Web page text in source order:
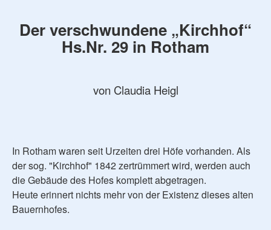
Der verschwundene „Kirchhof“
Hs.Nr. 29 in Rotham
von Claudia Heigl
In Rotham waren seit Urzeiten drei Höfe vorhanden. Als
der sog. "Kirchhof" 1842 zertrümmert wird, werden auch
die Gebäude des Hofes komplett abgetragen.
Heute erinnert nichts mehr von der Existenz dieses alten
Bauernhofes.